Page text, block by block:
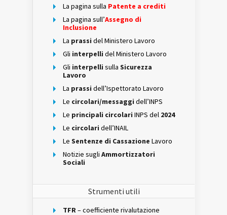
La pagina sulla Patente a crediti
La pagina sull’Assegno di
Inclusione
La prassi del Ministero Lavoro
Gli interpelli del Ministero Lavoro
Gli interpelli sulla Sicurezza
Lavoro
La prassi dell’Ispettorato Lavoro
Le circolari/messaggi dell’INPS
Le principali circolari INPS del 2024
Le circolari dell’INAIL
Le Sentenze di Cassazione Lavoro
Notizie sugli Ammortizzatori
Sociali
Strumenti utili
TFR– coefficiente rivalutazione